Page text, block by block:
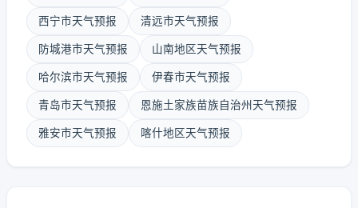
西宁市天气预报 清远市天气预报
防城港市天气预报 山南地区天气预报
哈尔滨市天气预报 伊春市天气预报
青岛市天气预报 恩施土家族苗族自治州天气预报
雅安市天气预报 喀什地区天气预报